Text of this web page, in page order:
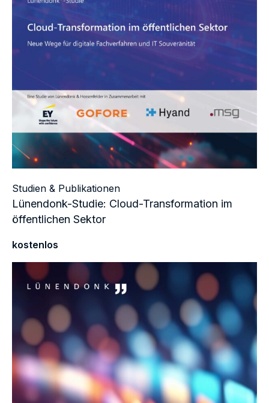
Studien & Publikationen
Lünendonk-Studie: Cloud-Transformation im
öffentlichen Sektor
kostenlos